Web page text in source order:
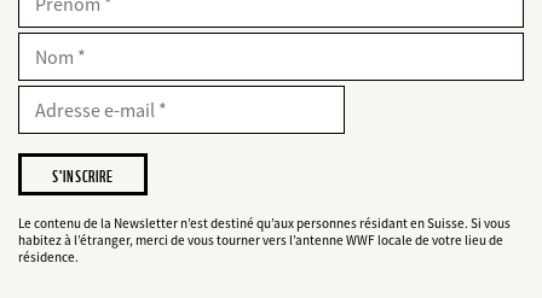
Prénom
Nom
E-
Mail
Adresse
e-
mail
souhaite
informé(e)
des
projets
Le contenu de la Newsletter n’est destiné qu’aux personnes résidant en Suisse. Si vous
habitez à l’étranger, merci de vous tourner vers l’antenne WWF locale de votre lieu de
résidence.